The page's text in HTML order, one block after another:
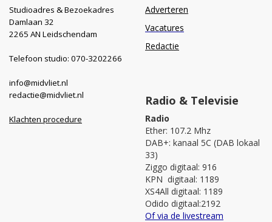
Studioadres & Bezoekadres
Damlaan 32
2265 AN Leidschendam
Telefoon studio: 070-3202266
info@midvliet.nl
redactie@midvliet.nl
Klachten procedure
Adverteren
Vacatures
Redactie
Radio & Televisie
Radio
Ether: 107.2 Mhz
DAB+: kanaal 5C (DAB lokaal
33)
Ziggo digitaal: 916
KPN digitaal: 1189
XS4All digitaal: 1189
Odido digitaal:2192
Of via de livestream